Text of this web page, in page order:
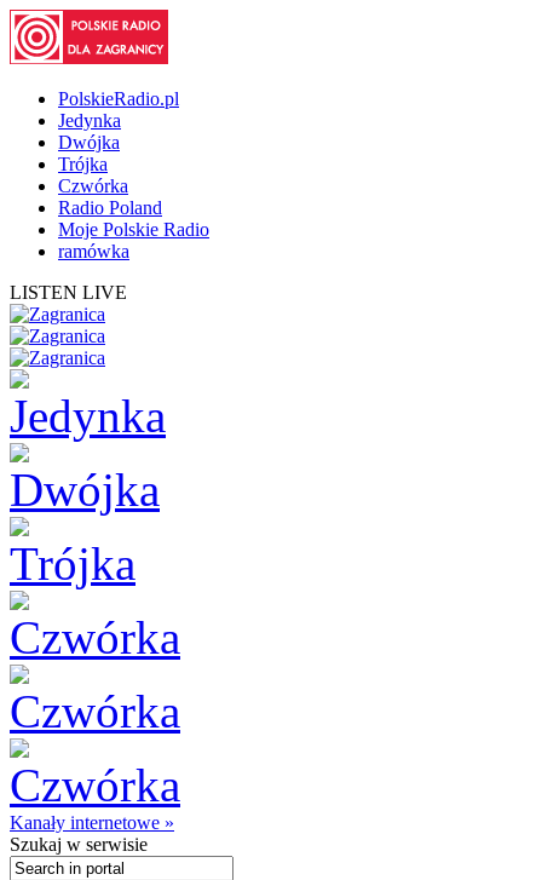
PolskieRadio.pl
Jedynka
Dwójka
Trójka
Czwórka
Radio Poland
Moje Polskie Radio
ramówka
LISTEN LIVE
Kanały internetowe »
Szukaj w serwisie